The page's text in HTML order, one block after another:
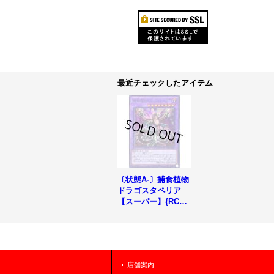
最近チェックしたアイテム
〔状態A-〕捕食植物
ドラゴスタペリア
【スーパー】{RC04-
店舗案内